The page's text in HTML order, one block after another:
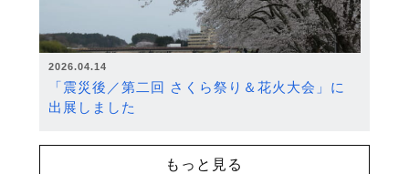
2026.04.14
「震災後／第二回 さくら祭り＆花火大会」に
出展しました
もっと見る